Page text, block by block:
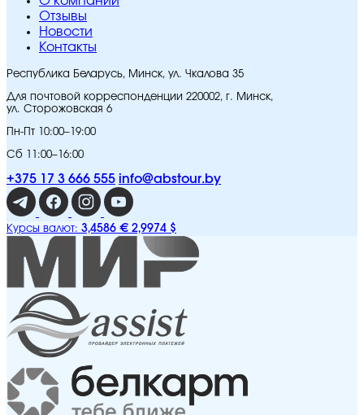
Отзывы
Новости
Контакты
Республика Беларусь, Минск, ул. Чкалова 35
Для почтовой корреспонденции 220002, г. Минск,
ул. Сторожовская 6
Пн-Пт 10:00–19:00
Сб 11:00–16:00
+375 17 3 666 555 info@abstour.by
Курсы валют: 3,4586 € 2,9974 $